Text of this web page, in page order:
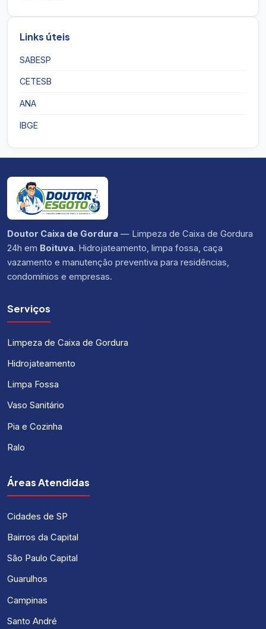
Links úteis
SABESP
CETESB
ANA
IBGE
Doutor Caixa de Gordura — Limpeza de Caixa de Gordura
24h em Boituva. Hidrojateamento, limpa fossa, caça
vazamento e manutenção preventiva para residências,
condomínios e empresas.
Serviços
Limpeza de Caixa de Gordura
Hidrojateamento
Limpa Fossa
Vaso Sanitário
Pia e Cozinha
Ralo
Áreas Atendidas
Cidades de SP
Bairros da Capital
São Paulo Capital
Guarulhos
Campinas
Santo André